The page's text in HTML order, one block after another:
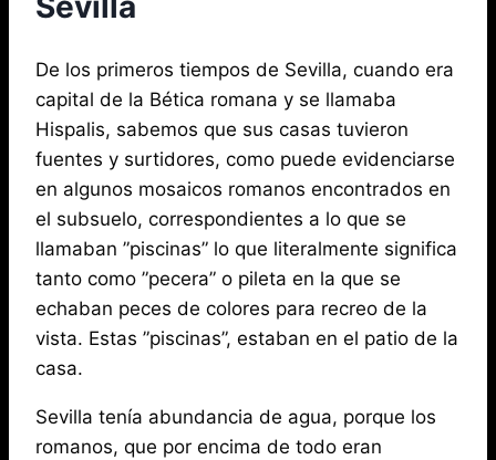
De los primeros tiempos de Sevilla, cuando era
capital de la Bética romana y se llamaba
Hispalis, sabemos que sus casas tuvieron
fuentes y surtidores, como puede evidenciarse
en algunos mosaicos romanos encontrados en
el subsuelo, correspondientes a lo que se
llamaban ”piscinas” lo que literalmente significa
tanto como ”pecera” o pileta en la que se
echaban peces de colores para recreo de la
vista. Estas ”piscinas”, estaban en el patio de la
casa.
Sevilla tenía abundancia de agua, porque los
romanos, que por encima de todo eran